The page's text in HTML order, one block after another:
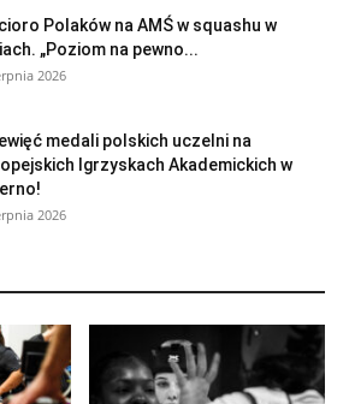
Polaków na AMŚ w squashu w
„Poziom na pewno...
2026
medali polskich uczelni na
Igrzyskach Akademickich w
2026